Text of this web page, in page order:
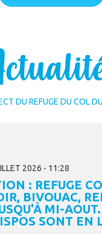
DU REFUGE DU COL
2026 - 11:28
: REFUGE
BIVOUAC,
MI-
SONT EN